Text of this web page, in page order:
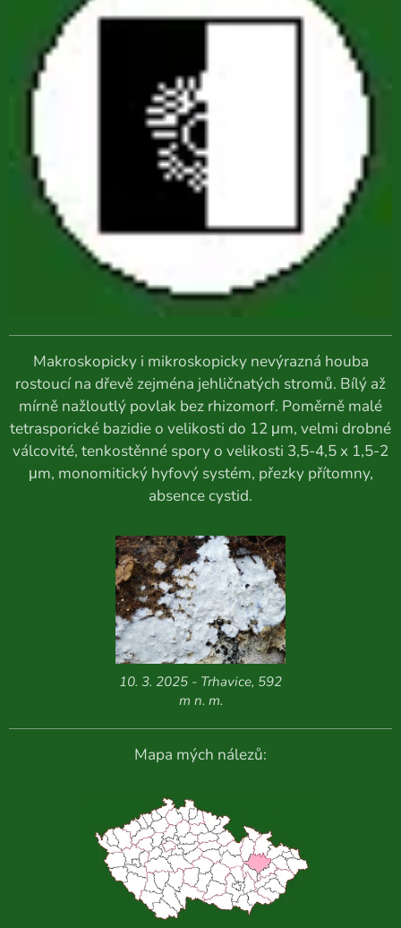
Makroskopicky i mikroskopicky nevýrazná houba
rostoucí na dřevě zejména jehličnatých stromů. Bílý až
mírně nažloutlý povlak bez rhizomorf. Poměrně malé
tetrasporické bazidie o velikosti do 12 μm, velmi drobné
válcovité, tenkostěnné spory o velikosti 3,5-4,5 x 1,5-2
μm, monomitický hyfový systém, přezky přítomny,
absence cystid.
10. 3. 2025 - Trhavice, 592
m n. m.
Mapa mých nálezů: